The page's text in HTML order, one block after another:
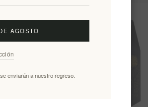
AGOSTO
enviarán a nuestro regreso.